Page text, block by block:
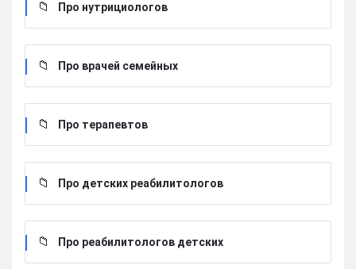
Про нутрициологов
Про врачей семейных
Про терапевтов
Про детских реабилитологов
Про реабилитологов детских